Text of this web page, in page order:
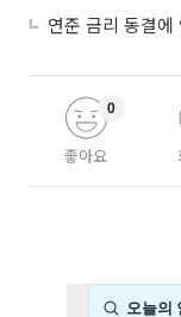
좋아요
0